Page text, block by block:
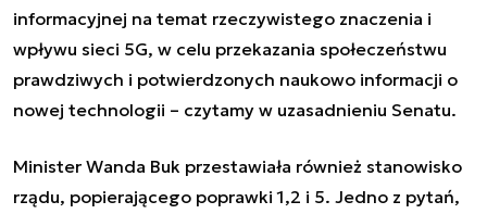
informacyjnej na temat rzeczywistego znaczenia i
wpływu sieci 5G, w celu przekazania społeczeństwu
prawdziwych i potwierdzonych naukowo informacji o
nowej technologii – czytamy w uzasadnieniu Senatu.
Minister Wanda Buk przestawiała również stanowisko
rządu, popierającego poprawki 1,2 i 5. Jedno z pytań,